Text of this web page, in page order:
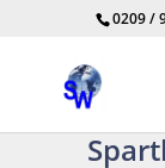
0209 /